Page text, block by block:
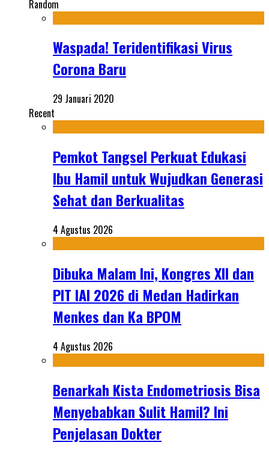
Random
Waspada! Teridentifikasi Virus
Corona Baru
29 Januari 2020
Recent
Pemkot Tangsel Perkuat Edukasi
Ibu Hamil untuk Wujudkan Generasi
Sehat dan Berkualitas
4 Agustus 2026
Dibuka Malam Ini, Kongres XII dan
PIT IAI 2026 di Medan Hadirkan
Menkes dan Ka BPOM
4 Agustus 2026
Benarkah Kista Endometriosis Bisa
Menyebabkan Sulit Hamil? Ini
Penjelasan Dokter